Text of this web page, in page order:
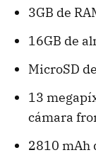
3GB de
16GB de
MicroSD
13
cámara
2810 mAh